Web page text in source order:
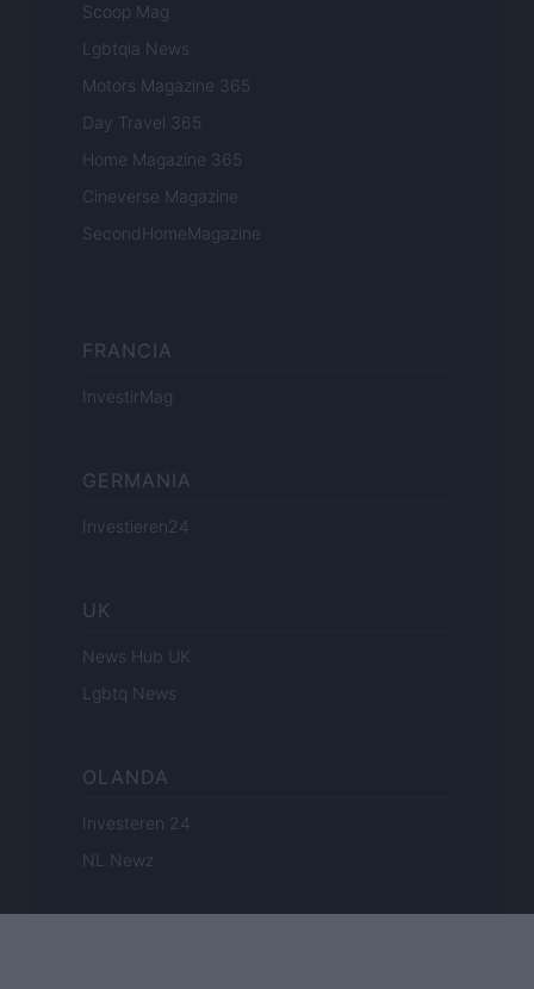
Scoop Mag
Lgbtqia News
Motors Magazine 365
Day Travel 365
Home Magazine 365
Cineverse Magazine
SecondHomeMagazine
FRANCIA
InvestirMag
GERMANIA
Investieren24
UK
News Hub UK
Lgbtq News
OLANDA
Investeren 24
NL Newz